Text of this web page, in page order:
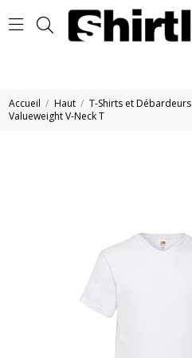
Accueil Haut T-Shirts et Débardeurs
Valueweight V-Neck T